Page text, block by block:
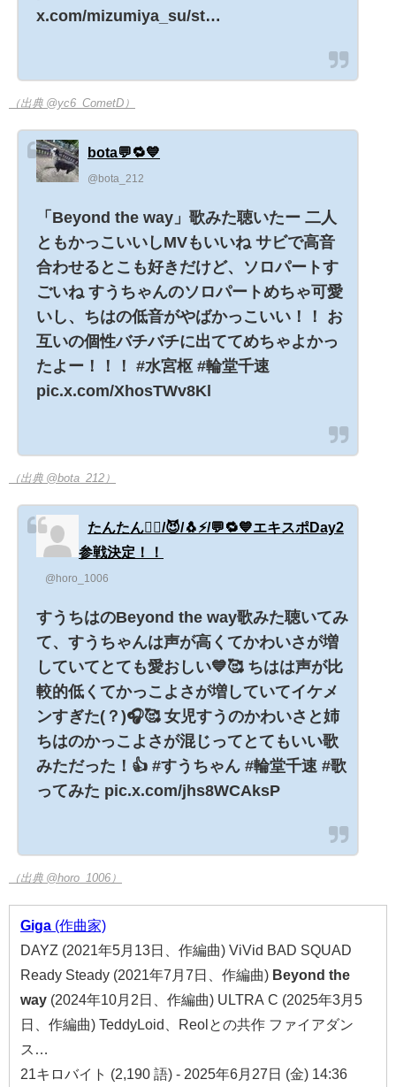
x.com/mizumiya_su/st…
（出典 @yc6_CometD）
bota💬🔁💙
@bota_212
「Beyond the way」歌みた聴いたー 二人
ともかっこいいしMVもいいね サビで高音
合わせるとこも好きだけど、ソロパートす
ごいね すうちゃんのソロパートめちゃ可愛
いし、ちはの低音がやばかっこいい！！ お
互いの個性バチバチに出ててめちゃよかっ
たよー！！！ #水宮枢 #輪堂千速
pic.x.com/XhosTWv8Kl
（出典 @bota_212）
たんたん🏴‍☠️/😈/🐧⚡️/💬🔁💙エキスポDay2
参戦決定！！
@horo_1006
すうちはのBeyond the way歌みた聴いてみ
て、すうちゃんは声が高くてかわいさが増
していてとても愛おしい💙🥰 ちはは声が比
較的低くてかっこよさが増していてイケメ
ンすぎた(？)🎧🥰 女児すうのかわいさと姉
ちはのかっこよさが混じってとてもいい歌
みただった！👍 #すうちゃん #輪堂千速 #歌
ってみた pic.x.com/jhs8WCAksP
（出典 @horo_1006）
Giga (作曲家)
DAYZ (2021年5月13日、作編曲) ViVid BAD SQUAD
Ready Steady (2021年7月7日、作編曲) Beyond the
way (2024年10月2日、作編曲) ULTRA C (2025年3月5
日、作編曲) TeddyLoid、Reolとの共作 ファイアダン
ス…
21キロバイト (2,190 語) - 2025年6月27日 (金) 14:36